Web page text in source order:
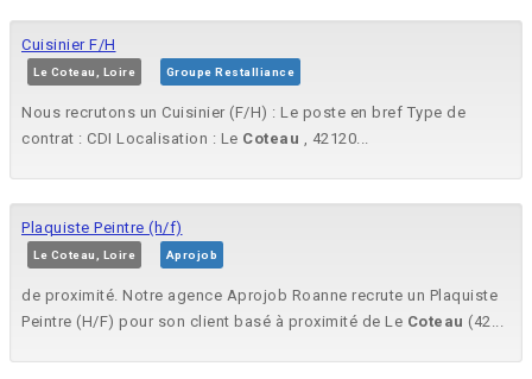
Cuisinier F/H
Le Coteau, Loire Groupe Restalliance
Nous recrutons un Cuisinier (F/H) : Le poste en bref Type de
contrat : CDI Localisation : Le Coteau , 42120...
Plaquiste Peintre (h/f)
Le Coteau, Loire Aprojob
de proximité. Notre agence Aprojob Roanne recrute un Plaquiste
Peintre (H/F) pour son client basé à proximité de Le Coteau (42...